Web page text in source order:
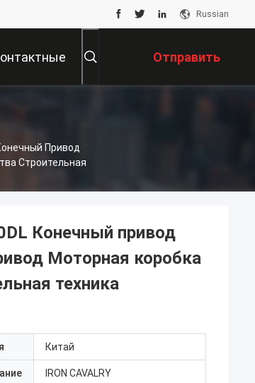
Russian
Отправить
Привод
Строительная
Конечный привод
Моторная коробка
техника
Китай
IRON CAVALRY